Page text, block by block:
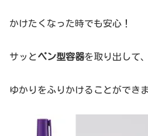
かけたくなった時でも安心！
サッとペン型容器を取り出して
ゆかりをふりかけることができ